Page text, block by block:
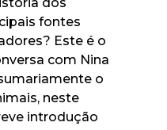
fontes
Este é o
com Nina
o
neste
introdução